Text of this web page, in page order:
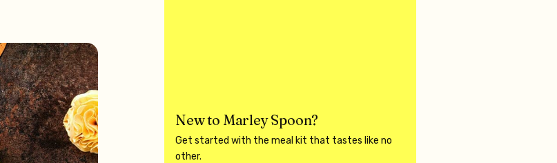
New to Marley Spoon?
Get started with the meal kit that tastes like no
other.